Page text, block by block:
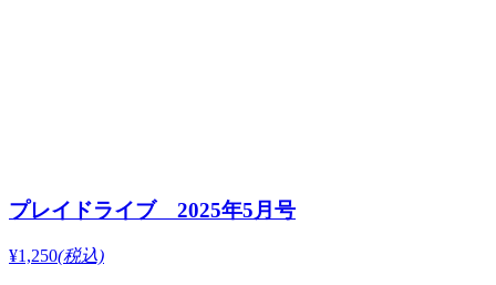
プレイドライブ 2025年5月号
¥1,250(税込)